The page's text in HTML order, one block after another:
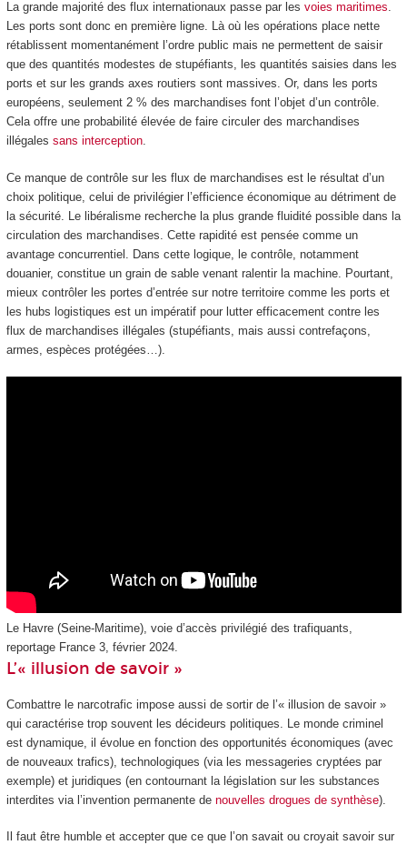
La grande majorité des flux internationaux passe par les voies maritimes.
Les ports sont donc en première ligne. Là où les opérations place nette
rétablissent momentanément l’ordre public mais ne permettent de saisir
que des quantités modestes de stupéfiants, les quantités saisies dans les
ports et sur les grands axes routiers sont massives. Or, dans les ports
européens, seulement 2 % des marchandises font l’objet d’un contrôle.
Cela offre une probabilité élevée de faire circuler des marchandises
illégales sans interception.
Ce manque de contrôle sur les flux de marchandises est le résultat d’un
choix politique, celui de privilégier l’efficience économique au détriment de
la sécurité. Le libéralisme recherche la plus grande fluidité possible dans la
circulation des marchandises. Cette rapidité est pensée comme un
avantage concurrentiel. Dans cette logique, le contrôle, notamment
douanier, constitue un grain de sable venant ralentir la machine. Pourtant,
mieux contrôler les portes d’entrée sur notre territoire comme les ports et
les hubs logistiques est un impératif pour lutter efficacement contre les
flux de marchandises illégales (stupéfiants, mais aussi contrefaçons,
armes, espèces protégées…).
Le Havre (Seine-Maritime), voie d’accès privilégié des trafiquants,
reportage France 3, février 2024.
L’« illusion de savoir »
Combattre le narcotrafic impose aussi de sortir de l’« illusion de savoir »
qui caractérise trop souvent les décideurs politiques. Le monde criminel
est dynamique, il évolue en fonction des opportunités économiques (avec
de nouveaux trafics), technologiques (via les messageries cryptées par
exemple) et juridiques (en contournant la législation sur les substances
interdites via l’invention permanente de nouvelles drogues de synthèse).
Il faut être humble et accepter que ce que l’on savait ou croyait savoir sur